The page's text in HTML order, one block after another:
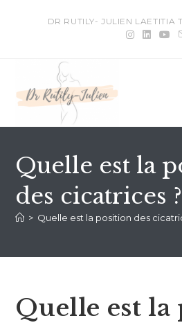
DR RUTILY- JULIEN LAETITIA
Quelle est la
des cicatrices ?
> Quelle est la position des
Quelle est